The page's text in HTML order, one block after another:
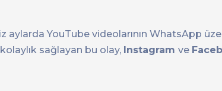
aylarda YouTube videolarının WhatsApp
sağlayan bu olay, Instagram ve